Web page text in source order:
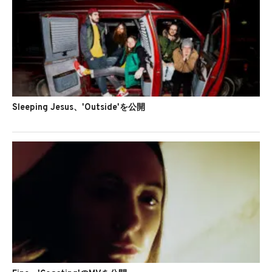
Sleeping Jesus、'Outside'を公開